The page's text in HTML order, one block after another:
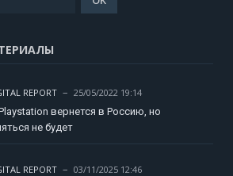
REPORT
25/05/2022 19:14
вернется в Россию, но
не будет
REPORT
03/11/2025 12:46